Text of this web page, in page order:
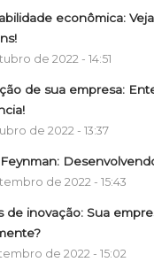
econômica:
de 2022 - 14:51
de sua empresa:
de 2022 - 13:37
de 2022 - 15:43
de inovação: Sua
de 2022 - 15:02